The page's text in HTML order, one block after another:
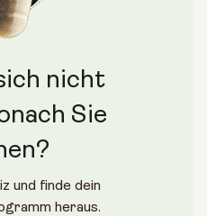
Glasflasche (400 ml)
nicht
Sie
und finde dein
heraus.